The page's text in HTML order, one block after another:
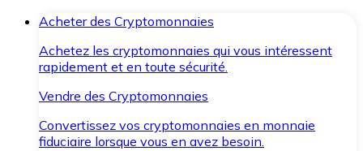
Acheter des Cryptomonnaies
Achetez les cryptomonnaies qui vous intéressent
rapidement et en toute sécurité.
Vendre des Cryptomonnaies
Convertissez vos cryptomonnaies en monnaie
fiduciaire lorsque vous en avez besoin.